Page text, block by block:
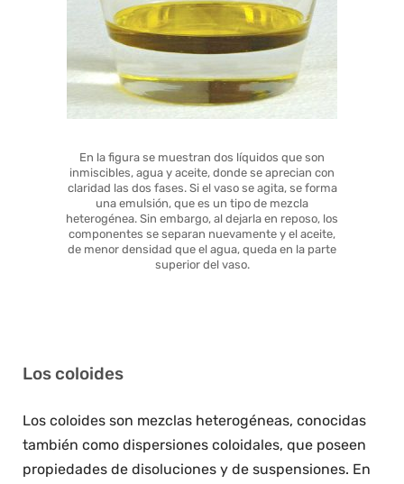
En la figura se muestran dos líquidos que son
inmiscibles, agua y aceite, donde se aprecian con
claridad las dos fases. Si el vaso se agita, se forma
una emulsión, que es un tipo de mezcla
heterogénea. Sin embargo, al dejarla en reposo, los
componentes se separan nuevamente y el aceite,
de menor densidad que el agua, queda en la parte
superior del vaso.
Los coloides
Los coloides son mezclas heterogéneas, conocidas
también como dispersiones coloidales, que poseen
propiedades de disoluciones y de suspensiones. En